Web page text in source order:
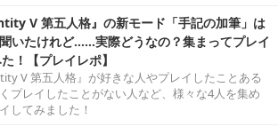
V 第五人格』の新モード「手記の加筆」は
いたけれど……実際どうなの？集まってプレイ
！【プレイレポ】
V 第五人格』が好きな人やプレイしたことある
プレイしたことがない人など、様々な4人を集め
してみました！